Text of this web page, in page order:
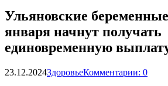
Ульяновские
января начнут получать
единовременную
23.12.2024ЗдоровьеКомментарии: 0